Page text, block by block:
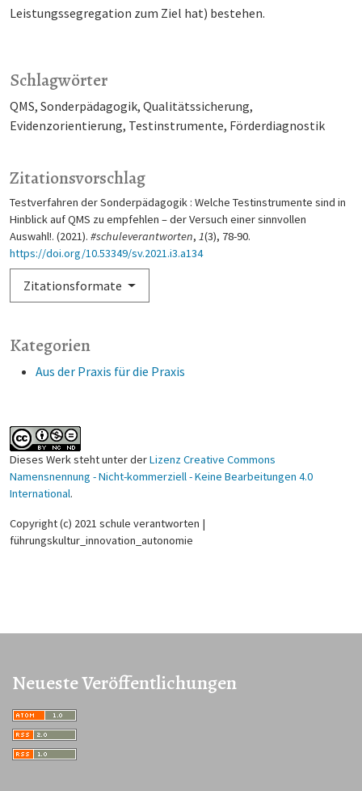
Schlagwörter
QMS, Sonderpädagogik, Qualitätssicherung,
Evidenzorientierung, Testinstrumente, Förderdiagnostik
Kategorien
Aus der Praxis für die Praxis
Zitationsvorschlag
Testverfahren der Sonderpädagogik : Welche Testinstrumente sind in
Hinblick auf QMS zu empfehlen – der Versuch einer sinnvollen
Auswahl!. (2021). #schuleverantworten, 1(3), 78-90.
https://doi.org/10.53349/sv.2021.i3.a134
Zitationsformate
Leistungssegregation zum Ziel hat) bestehen.
Dieses Werk steht unter derLizenz Creative Commons
Namensnennung - Nicht-kommerziell - Keine Bearbeitungen 4.0
International.
Copyright (c) 2021 schule verantworten |
führungskultur_innovation_autonomie
Neueste Veröffentlichungen